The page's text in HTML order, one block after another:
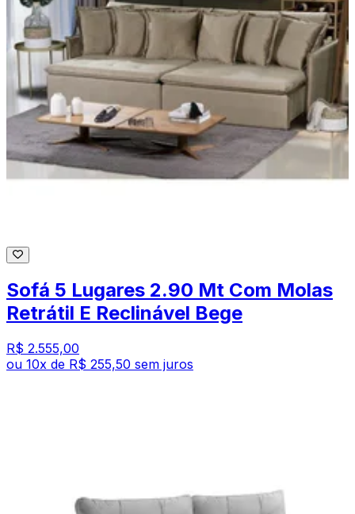
Sofá 5 Lugares 2.90 Mt Com Molas
Retrátil E Reclinável Bege
R$ 2.555,00
ou 10x de R$ 255,50 sem juros